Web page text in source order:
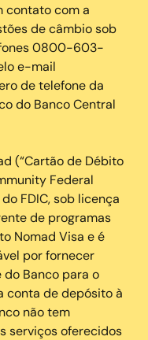
contato com a
de câmbio sob
0800-603-
e-mail
de telefone da
do Banco Central
(“Cartão de Débito
Federal
FDIC, sob licença
de programas
Nomad Visa e é
por fornecer
Banco para o
conta de depósito à
não tem
serviços oferecidos